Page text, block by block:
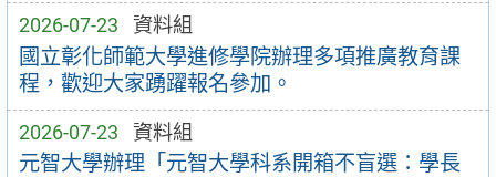
2026-07-23 資料組
國立彰化師範大學進修學院辦理多項推廣教育課
程，歡迎大家踴躍報名參加。
2026-07-23 資料組
元智大學辦理「元智大學科系開箱不盲選：學長